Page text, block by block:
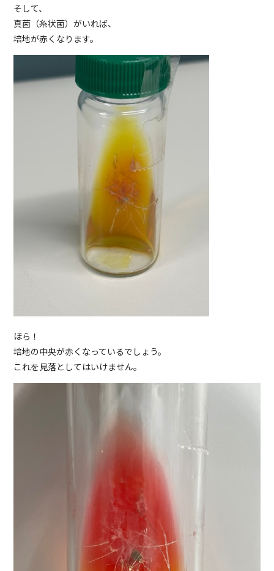
そして、
真菌（糸状菌）がいれば、
培地が赤くなります。
ほら！
培地の中央が赤くなっているでしょう。
これを見落としてはいけません。